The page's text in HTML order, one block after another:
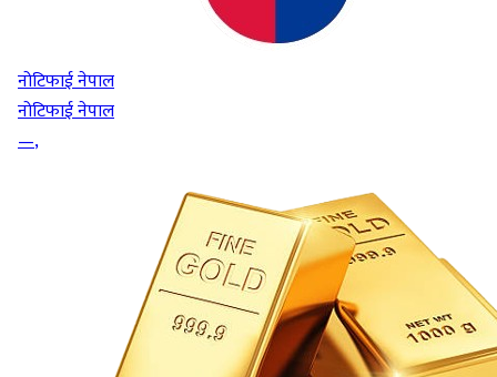
नोटिफाई नेपाल
नोटिफाई नेपाल
—,